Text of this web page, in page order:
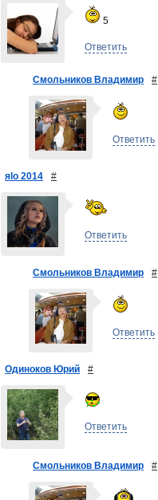
5
Ответить
Смольников Владимир #
Ответить
яlo 2014 #
Ответить
Смольников Владимир #
Ответить
Одиноков Юрий #
Ответить
Смольников Владимир #